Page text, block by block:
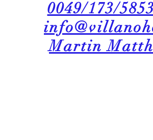
0049/173/
Martin